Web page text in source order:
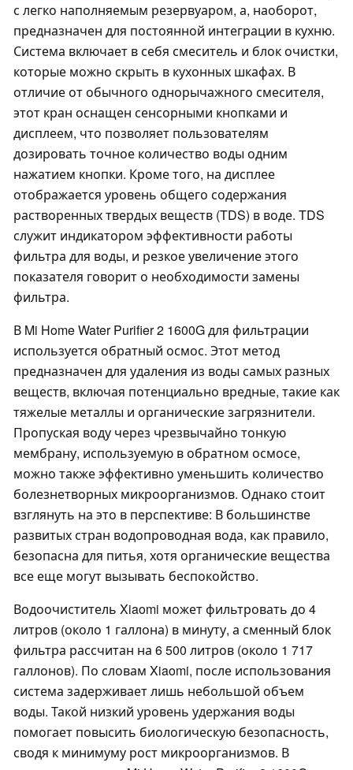
с легко наполняемым резервуаром, а, наоборот,
предназначен для постоянной интеграции в кухню.
Система включает в себя смеситель и блок очистки,
которые можно скрыть в кухонных шкафах. В
отличие от обычного однорычажного смесителя,
этот кран оснащен сенсорными кнопками и
дисплеем, что позволяет пользователям
дозировать точное количество воды одним
нажатием кнопки. Кроме того, на дисплее
отображается уровень общего содержания
растворенных твердых веществ (TDS) в воде. TDS
служит индикатором эффективности работы
фильтра для воды, и резкое увеличение этого
показателя говорит о необходимости замены
фильтра.
В Mi Home Water Purifier 2 1600G для фильтрации
используется обратный осмос. Этот метод
предназначен для удаления из воды самых разных
веществ, включая потенциально вредные, такие как
тяжелые металлы и органические загрязнители.
Пропуская воду через чрезвычайно тонкую
мембрану, используемую в обратном осмосе,
можно также эффективно уменьшить количество
болезнетворных микроорганизмов. Однако стоит
взглянуть на это в перспективе: В большинстве
развитых стран водопроводная вода, как правило,
безопасна для питья, хотя органические вещества
все еще могут вызывать беспокойство.
Водоочиститель Xiaomi может фильтровать до 4
литров (около 1 галлона) в минуту, а сменный блок
фильтра рассчитан на 6 500 литров (около 1 717
галлонов). По словам Xiaomi, после использования
система задерживает лишь небольшой объем
воды. Такой низкий уровень удержания воды
помогает повысить биологическую безопасность,
сводя к минимуму рост микроорганизмов. В